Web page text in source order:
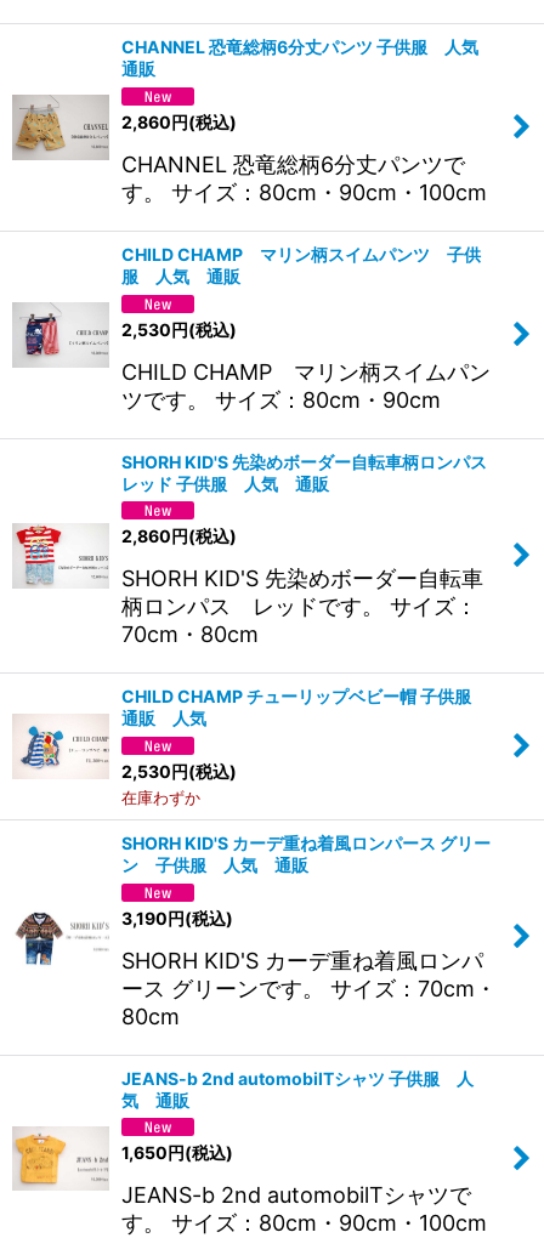
CHANNEL 恐竜総柄6分丈パンツ 子供服 人気
通販
2,860円(税込)
CHANNEL 恐竜総柄6分丈パンツで
す。 サイズ：80cm・90cm・100cm
CHILD CHAMP マリン柄スイムパンツ 子供
服 人気 通販
2,530円(税込)
CHILD CHAMP マリン柄スイムパン
ツです。 サイズ：80cm・90cm
SHORH KID'S 先染めボーダー自転車柄ロンパス
レッド 子供服 人気 通販
2,860円(税込)
SHORH KID'S 先染めボーダー自転車
柄ロンパス レッドです。 サイズ：
70cm・80cm
CHILD CHAMP チューリップベビー帽 子供服
通販 人気
2,530円(税込)
在庫わずか
SHORH KID'S カーデ重ね着風ロンパース グリー
ン 子供服 人気 通販
3,190円(税込)
SHORH KID'S カーデ重ね着風ロンパ
ース グリーンです。 サイズ：70cm・
80cm
JEANS-b 2nd automobilTシャツ 子供服 人
気 通販
1,650円(税込)
JEANS-b 2nd automobilTシャツで
す。 サイズ：80cm・90cm・100cm